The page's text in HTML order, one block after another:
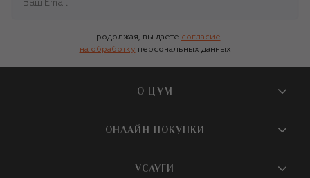
Продолжая, вы даете согласие
на обработку персональных данных
О ЦУМ
О магазине
Бутики и ПВЗ ЦУМ
ОНЛАЙН ПОКУПКИ
УСЛУГИ